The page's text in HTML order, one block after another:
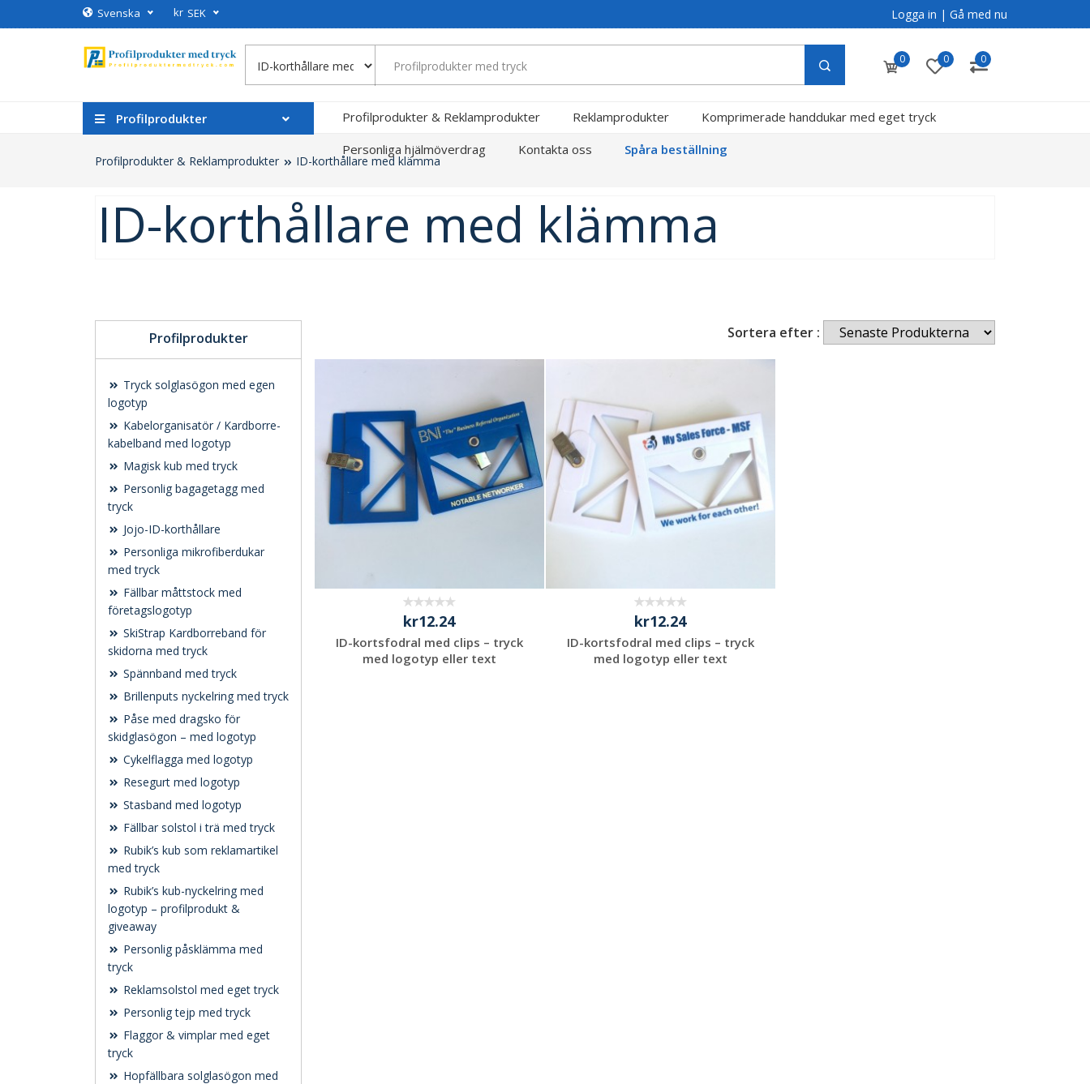
Svenska kr SEK Logga in | Gå med nu
0 0 0
Profilprodukter Profilprodukter & Reklamprodukter Reklamprodukter
Komprimerade handdukar med eget tryck
Personliga hjälmöverdrag
Kontakta oss Spåra beställning
Profilprodukter & Reklamprodukter ID-korthållare med klämma
ID-korthållare med klämma
Profilprodukter
Tryck solglasögon med egen
logotyp
Kabelorganisatör / Kardborre-
kabelband med logotyp
Magisk kub med tryck
Personlig bagagetagg med
tryck
Jojo-ID-korthållare
Personliga mikrofiberdukar
med tryck
Fällbar måttstock med
företagslogotyp
SkiStrap Kardborreband för
skidorna med tryck
Spännband med tryck
Brillenputs nyckelring med tryck
Påse med dragsko för
skidglasögon – med logotyp
Cykelflagga med logotyp
Resegurt med logotyp
Stasband med logotyp
Fällbar solstol i trä med tryck
Rubik’s kub som reklamartikel
med tryck
Rubik’s kub-nyckelring med
logotyp – profilprodukt &
giveaway
Personlig påsklämma med
tryck
Reklamsolstol med eget tryck
Personlig tejp med tryck
Flaggor & vimplar med eget
tryck
Hopfällbara solglasögon med
Sortera efter :
kr12.24
ID-kortsfodral med clips – tryck
med logotyp eller text
kr12.24
ID-kortsfodral med clips – tryck
med logotyp eller text